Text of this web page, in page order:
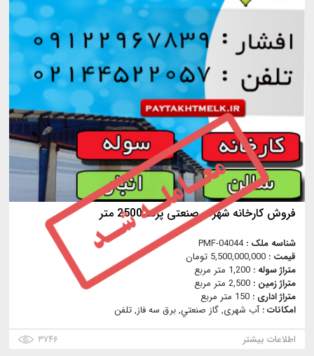
فروش کارخانه شهرک صنعتی پرند 2500 متر
شناسه ملک :PMF-04044
قیمت : 5,500,000,000 تومان
متراژ سوله : 1,200 متر مربع
متراژ زمین : 2,500 متر مربع
متراژ اداری : 150 متر مربع
امکانات :آب شهری, گاز صنعتي, برق سه فاز, تلفن
اطلاعات بیشتر
۳۷۴۶